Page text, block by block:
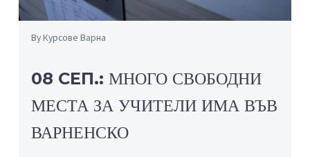
By Курсове Варна
08 СЕП.: МНОГО СВОБОДНИ
МЕСТА ЗА УЧИТЕЛИ ИМА ВЪВ
ВАРНЕНСКО